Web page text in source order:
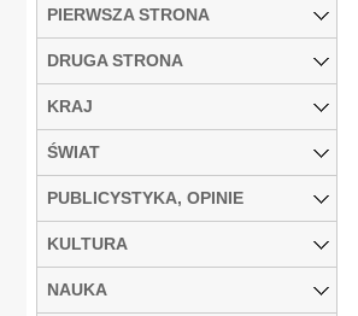
PIERWSZA STRONA
DRUGA STRONA
KRAJ
ŚWIAT
PUBLICYSTYKA, OPINIE
KULTURA
NAUKA